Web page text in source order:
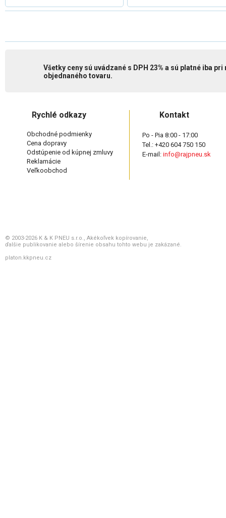
Všetky ceny sú uvádzané s DPH 23% a sú platné iba
objednaného tovaru.
Rychlé odkazy
Obchodné podmienky
Cena dopravy
Odstúpenie od kúpnej zmluvy
Reklamácie
Veľkoobchod
Kontakt
Po - Pia 8:00 - 17:00
Tel.: +420 604 750 150
E-mail: info@rajpneu.sk
© 2003-2026 K & K PNEU s.r.o., Akékoľvek kopírovanie,
ďalšie publikovanie alebo šírenie obsahu tohto webu je zakázané.
platon.kkpneu.cz